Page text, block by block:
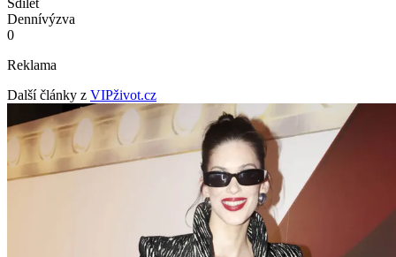
Sdílet
Dennívýzva
0
Reklama
Další články z VIPživot.cz